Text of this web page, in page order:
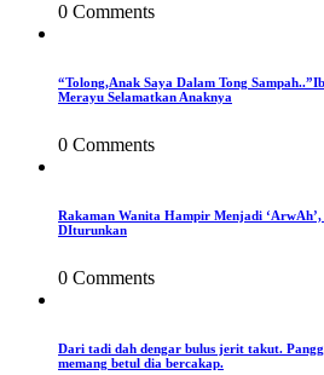
0 Comments
“Tolong,Anak Saya Dalam Tong
Merayu Selamatkan Anaknya
0 Comments
Rakaman Wanita Hampir Menjadi
DIturunkan
0 Comments
Dari tadi dah dengar bulus jerit takut.
memang betul dia bercakap.